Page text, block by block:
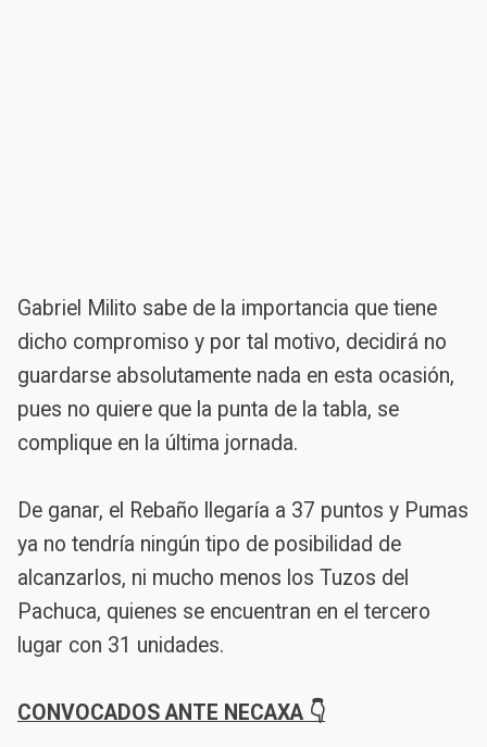
Gabriel Milito sabe de la importancia que tiene
dicho compromiso y por tal motivo, decidirá no
guardarse absolutamente nada en esta ocasión,
pues no quiere que la punta de la tabla, se
complique en la última jornada.
De ganar, el Rebaño llegaría a 37 puntos y Pumas
ya no tendría ningún tipo de posibilidad de
alcanzarlos, ni mucho menos los Tuzos del
Pachuca, quienes se encuentran en el tercero
lugar con 31 unidades.
CONVOCADOS ANTE NECAXA 👇